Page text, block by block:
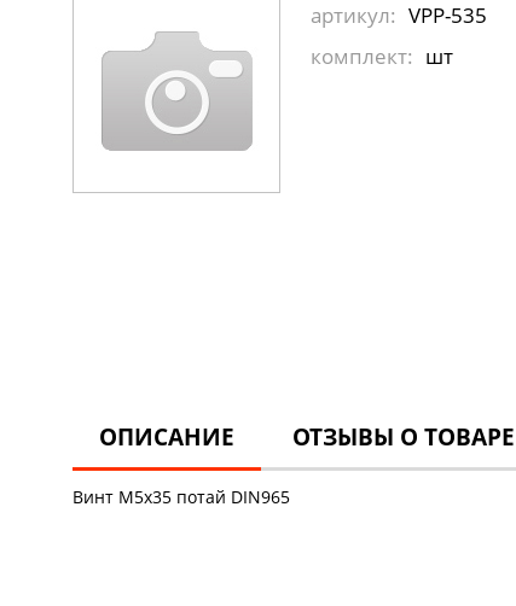
артикул: VPP-535
комплект: шт
ОПИСАНИЕ ОТЗЫВЫ О ТОВАРЕ
Винт М5х35 потай DIN965